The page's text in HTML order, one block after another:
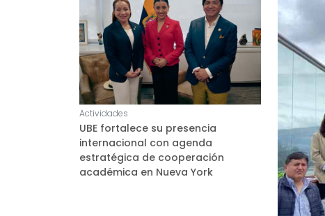
Actividades
UBE fortalece su presencia
internacional con agenda
estratégica de cooperación
académica en Nueva York